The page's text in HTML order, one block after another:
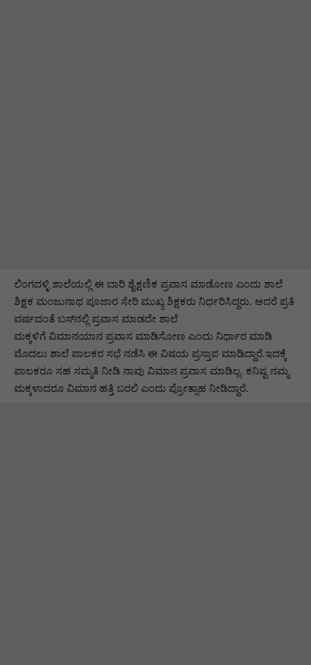
ಲಿಂಗದಳ್ಳಿ ಶಾಲೆಯಲ್ಲಿ ಈ ಬಾರಿ ಶೈಕ್ಷಣಿಕ ಪ್ರವಾಸ ಮಾಡೋಣ ಎಂದು ಶಾಲೆ
ಶಿಕ್ಷಕ ಮಂಜುನಾಥ ಪೂಜಾರ ಸೇರಿ ಮುಖ್ಯ ಶಿಕ್ಷಕರು ನಿರ್ಧರಿಸಿದ್ದರು. ಆದರೆ ಪ್ರತಿ
ವರ್ಷದಂತೆ ಬಸ್‌ನಲ್ಲಿ ಪ್ರವಾಸ ಮಾಡದೇ ಶಾಲೆ
ಮಕ್ಕಳಿಗೆ ವಿಮಾನಯಾನ ಪ್ರವಾಸ ಮಾಡಿಸೋಣ ಎಂದು ನಿರ್ಧಾರ ಮಾಡಿ
ಮೊದಲು ಶಾಲೆ ಪಾಲಕರ ಸಭೆ ನಡೆಸಿ ಈ ವಿಷಯ ಪ್ರಸ್ತಾಪ ಮಾಡಿದ್ದಾರೆ.ಇದಕ್ಕೆ
ಪಾಲಕರೂ ಸಹ ಸಮ್ಮತಿ ನೀಡಿ ನಾವು ವಿಮಾನ ಪ್ರವಾಸ ಮಾಡಿಲ್ಲ. ಕನಿಷ್ಟ ನಮ್ಮ
ಮಕ್ಕಳಾದರೂ ವಿಮಾನ ಹತ್ತಿ ಬರಲಿ ಎಂದು ಪ್ರೋತ್ಸಾಹ ನೀಡಿದ್ದಾರೆ.